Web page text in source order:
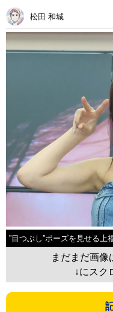
松田 和城
”目つぶし”ポーズを見せる上
まだまだ画像
↓にスク